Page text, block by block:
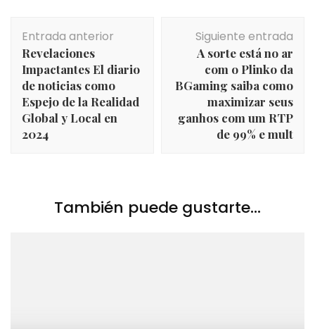
de
entradas
Entrada anterior
Revelaciones
Impactantes El diario
de noticias como
Espejo de la Realidad
Global y Local en
2024
Siguiente entrada
A sorte está no ar
com o Plinko da
BGaming saiba como
maximizar seus
ganhos com um RTP
de 99% e mult
También puede gustarte...